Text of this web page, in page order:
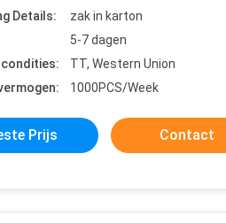
Details:
zak in karton
5-7 dagen
TT, Western Union
1000PCS/Week
Prijs Contact